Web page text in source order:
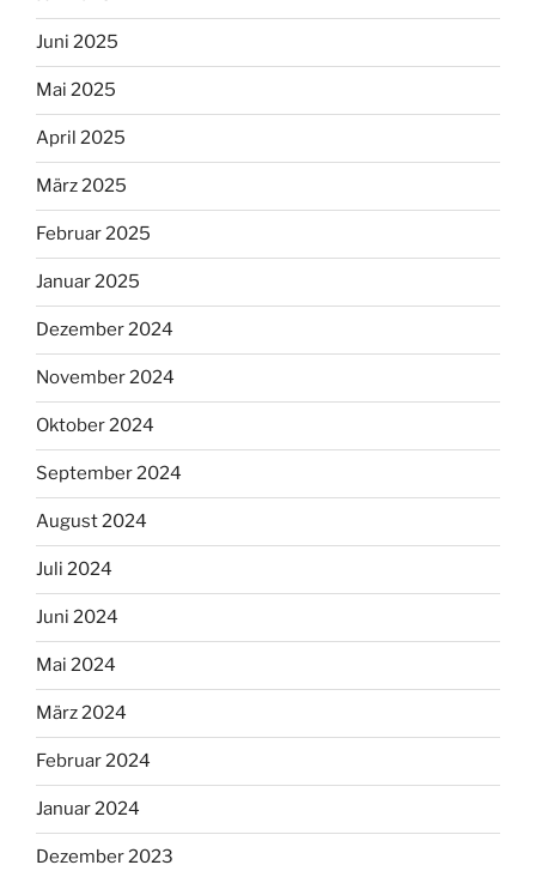
Juni 2025
Mai 2025
April 2025
März 2025
Februar 2025
Januar 2025
Dezember 2024
November 2024
Oktober 2024
September 2024
August 2024
Juli 2024
Juni 2024
Mai 2024
März 2024
Februar 2024
Januar 2024
Dezember 2023